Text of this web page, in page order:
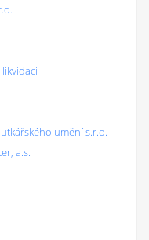
likvidaci
umění s.r.o.
a.s.